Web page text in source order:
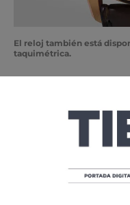
El reloj también está
taquimétrica.
en oro es de 99,950